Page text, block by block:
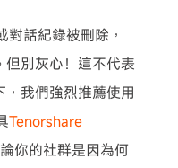
話紀錄被刪除，
別灰心！這不代表
我們強烈推薦使用
Tenorshare
你的社群是因為何